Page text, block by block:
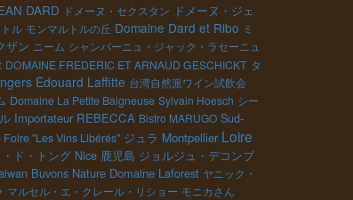
DARD ドメーヌ・セクスタン ドメーヌ・ジェ
ル モンマルトルの丘 Domaine Dard et Ribo ミ
ザン ニーム シャンパーニュ・ジャック・ラセーニュ
DOMAINE FREDERIC ET ARNAUD GESCHICKT タ
Edouard Laffitte 台湾自然派ワイン試飲会
Domaine La Petite Baigneuse Sylvain Hoesch シー
Importateur REBECCA Bistro MARUGO Sud-
Foire "Les Vins Libérés" ジュラ Montpellier Loire
ド・トング Nice 鹿児島 ジョルジュ・デコンブ
Buvons Nature Domaine Laforest ヤニック・
マルセル・エ・クレール・リショー モニカさん